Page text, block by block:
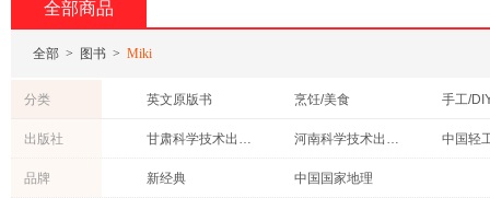
全部商品
全部 > 图书 > Miki
分类 英文原版书 烹饪/美食
手工/
社会科学
教材
童书
出版社 甘肃科学技术出版社 河南科学技术出版社
中国轻
辽宁教育出版社
品牌 新经典 中国国家地理